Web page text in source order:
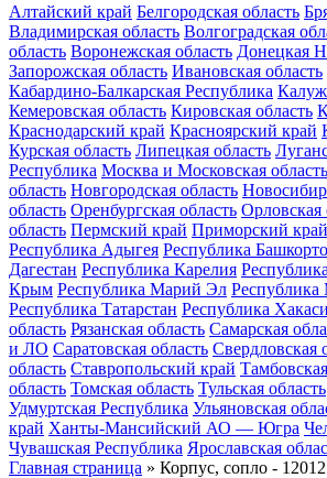
Алтайский край Белгородская область
Владимирская область Волгоградская
область Воронежская область Донецкая
Запорожская область Ивановская область
Кабардино-Балкарская Республика
Кемеровская область Кировская область
Краснодарский край Красноярский край
Курская область Липецкая область
Республика Москва и Московская область
область Новгородская область
область Оренбургская область Орловская
область Пермский край Приморский край
Республика Адыгея Республика
Дагестан Республика Карелия
Крым Республика Марий Эл
Республика Татарстан Республика
область Рязанская область Самарская
и ЛО Саратовская область Свердловская
область Ставропольский край
область Томская область Тульская область
Удмуртская Республика Ульяновская
край Ханты-Мансийский АО — Югра
Чувашская Республика Ярославская
Главная страница » Корпус, сопло - 12012